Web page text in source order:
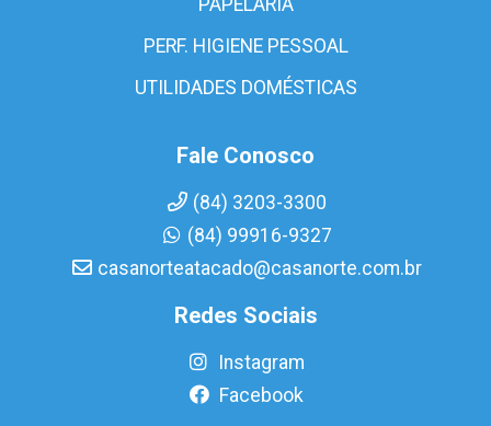
PAPELARIA
PERF. HIGIENE PESSOAL
UTILIDADES DOMÉSTICAS
Fale Conosco
(84) 3203-3300
(84) 99916-9327
casanorteatacado@casanorte.com.br
Redes Sociais
Instagram
Facebook